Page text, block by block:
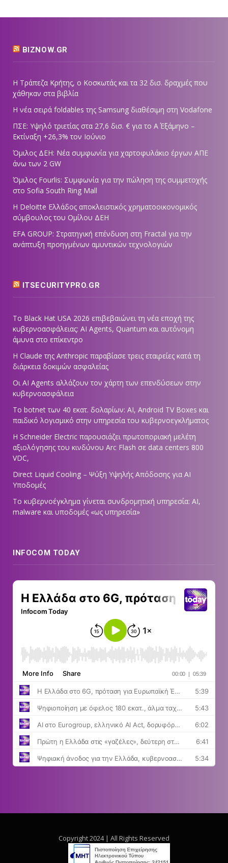
BIZNOW.GR
Η Τράπεζα Κρήτης, ο Κοσκωτάς και τα 32 δισ. δραχμές που
χάθηκαν στα βιβλία
Η νέα σειρά foldables της Samsung διαθέσιμη στη Vodafone
ΠΣΕ: Υψηλό τριετίας στα 27,6 δισ. € για το Α΄ Εξάμηνο –
Εκτίναξη +26,3% τον Ιούνιο
Όμιλος ΔΕΗ: Νέα συμφωνία για χαρτοφυλάκιο έργων ΑΠΕ
άνω των 2 GW
Όμιλος Fourlis: Συμφωνία για την πώληση της συμμετοχής
στο Sofia South Ring Mall
Η Deloitte Ελλάδος αποκλειστικός χρηματοοικονομικός
σύμβουλος του Ομίλου ΔΕΗ
EFA GROUP: Στρατηγική επένδυση στη Fractal για την
ανάπτυξη προηγμένων αμυντικών τεχνολογιών
ITSECURITYPRO.GR
Το Black Hat USA 2026 επιβεβαιώνει τη νέα εποχή της
κυβερνοασφάλειας: AI Agents, Quantum και αυτόνομη
άμυνα στο επίκεντρο
Η Claude της Anthropic παραβίασε τρεις εταιρείες κατά τη
διάρκεια δοκιμών ασφαλείας
Οι AI Agents αλλάζουν τον χάρτη των επενδύσεων στην
κυβερνοασφάλεια
Το botnet των 40 εκατ. δολαρίων: AI, Android TV Boxes και
παιδικό λογισμικό στην υπηρεσία του κυβερνοεγκλήματος
Η Schneider Electric παρουσιάζει πρωτοποριακή μελέτη
αξιολόγησης του κινδύνου Arc Flash σε data centers 800
VDC,
Direct Liquid Cooling – Ψύξη Υψηλής Απόδοσης για AI
Υποδομές
Το κυβερνοέγκλημα γίνεται συνδρομητική υπηρεσία: AI,
malware και υποδομές «ως υπηρεσία»
INFOCOM TODAY
Copyright 2024 | All Rights Reserved